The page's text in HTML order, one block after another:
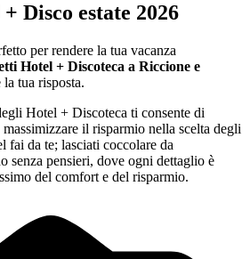
Disco estate 2026
per rendere la tua vacanza
Hotel + Discoteca a Riccione e
la tua risposta.
Hotel + Discoteca ti consente di
il risparmio nella scelta degli
fai da te; lasciati coccolare da
senza pensieri, dove ogni dettaglio è
del comfort e del risparmio.